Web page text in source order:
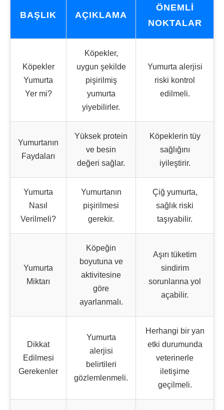
BAŞLIK AÇIKLAMA
ÖNEMLI
NOKTALAR
Köpekler
Yumurta
Yer mi?
Köpekler,
uygun şekilde
pişirilmiş
yumurta
yiyebilirler.
Yumurta alerjisi
riski kontrol
edilmeli.
Yumurtanın
Faydaları
Yüksek protein
ve besin
değeri sağlar.
Köpeklerin tüy
sağlığını
iyileştirir.
Yumurta
Nasıl
Verilmeli?
Yumurtanın
pişirilmesi
gerekir.
Çiğ yumurta,
sağlık riski
taşıyabilir.
Yumurta
Miktarı
Köpeğin
boyutuna ve
aktivitesine
göre
ayarlanmalı.
Aşırı tüketim
sindirim
sorunlarına yol
açabilir.
Dikkat
Edilmesi
Gerekenler
Yumurta
alerjisi
belirtileri
gözlemlenmeli.
Herhangi bir yan
etki durumunda
veterinerle
iletişime
geçilmeli.